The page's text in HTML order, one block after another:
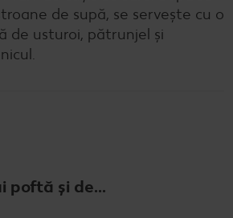
de supă, se servește cu o
de usturoi, pătrunjel și
poftă și de...